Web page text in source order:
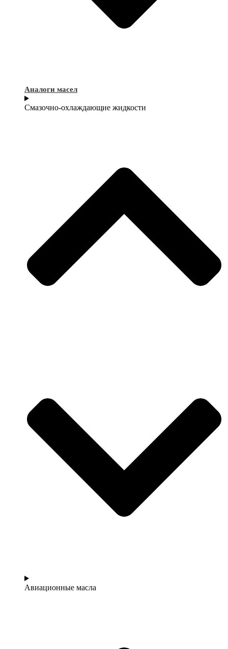
Аналоги масел
Смазочно-охлаждающие жидкости
Авиационные масла